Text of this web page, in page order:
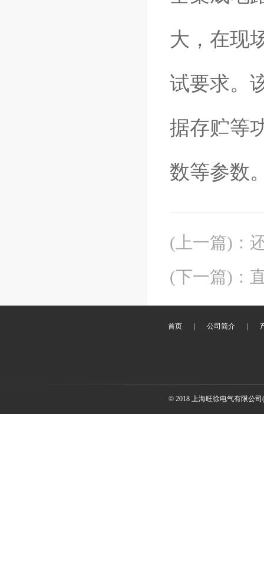
大，在现
试要求。
据存贮等
数等参数
(上一篇) ：
(下一篇) ：
首页 公司简介
© 2018 上海旺徐电气有限公司